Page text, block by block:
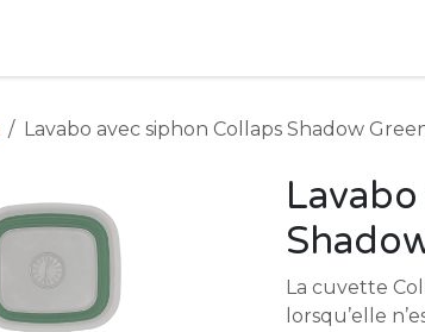
Lavabo avec siphon Collaps Shadow
La cuvette
lorsqu’elle